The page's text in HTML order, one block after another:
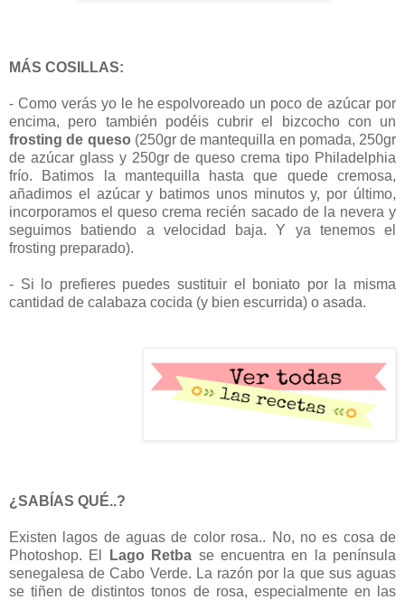
MÁS COSILLAS:
- Como verás yo le he espolvoreado un poco de azúcar por
encima, pero también podéis cubrir el bizcocho con un
frosting de queso (250gr de mantequilla en pomada, 250gr
de azúcar glass y 250gr de queso crema tipo Philadelphia
frío. Batimos la mantequilla hasta que quede cremosa,
añadimos el azúcar y batimos unos minutos y, por último,
incorporamos el queso crema recién sacado de la nevera y
seguimos batiendo a velocidad baja. Y ya tenemos el
frosting preparado).
- Si lo prefieres puedes sustituir el boniato por la misma
cantidad de calabaza cocida (y bien escurrida) o asada.
¿SABÍAS QUÉ..?
Existen lagos de aguas de color rosa.. No, no es cosa de
Photoshop. El
Lago Retba se encuentra en la península
senegalesa de Cabo Verde. La razón por la que sus aguas
se tiñen de distintos tonos de rosa, especialmente en las